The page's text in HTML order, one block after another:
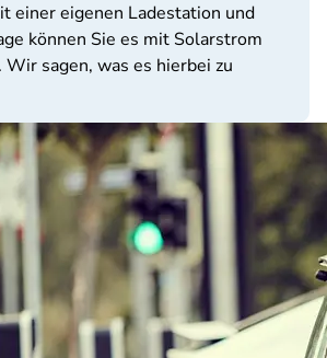
einer eigenen Ladestation und
können Sie es mit Solarstrom
Wir sagen, was es hierbei zu